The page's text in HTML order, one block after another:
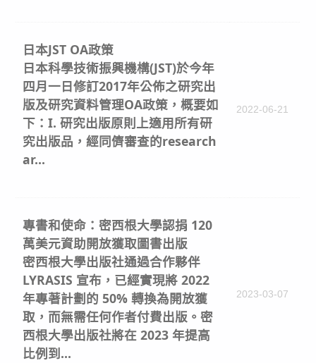
日本JST OA政策
日本科學技術振興機構(JST)於今年
四月一日修訂2017年公佈之研究出
版及研究資料管理OA政策，概要如
下：I. 研究出版原則上適用所有研
究出版品，經同儕審查的research
ar...
2022-06-21
專書和使命：密西根大學認捐 120
萬美元資助開放獲取圖書出版
密西根大學出版社通過合作夥伴
LYRASIS 宣布，已經實現將 2022
年專著計劃的 50% 轉換為開放獲
取，而無需任何作者付費出版。密
西根大學出版社將在 2023 年提高
比例到...
2023-03-07